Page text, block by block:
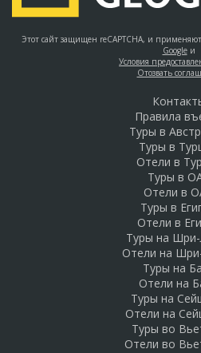
Этот сайт защищен reCAPTCHA, и
Googleи
Условия
Отозвать
Правила
Туры в
Туры в
Отели в
Туры в
Отели в
Туры в
Отели в
Туры на Шри-
Отели на
Туры на
Отели на
Туры на
Отели на
Туры во
Отели во